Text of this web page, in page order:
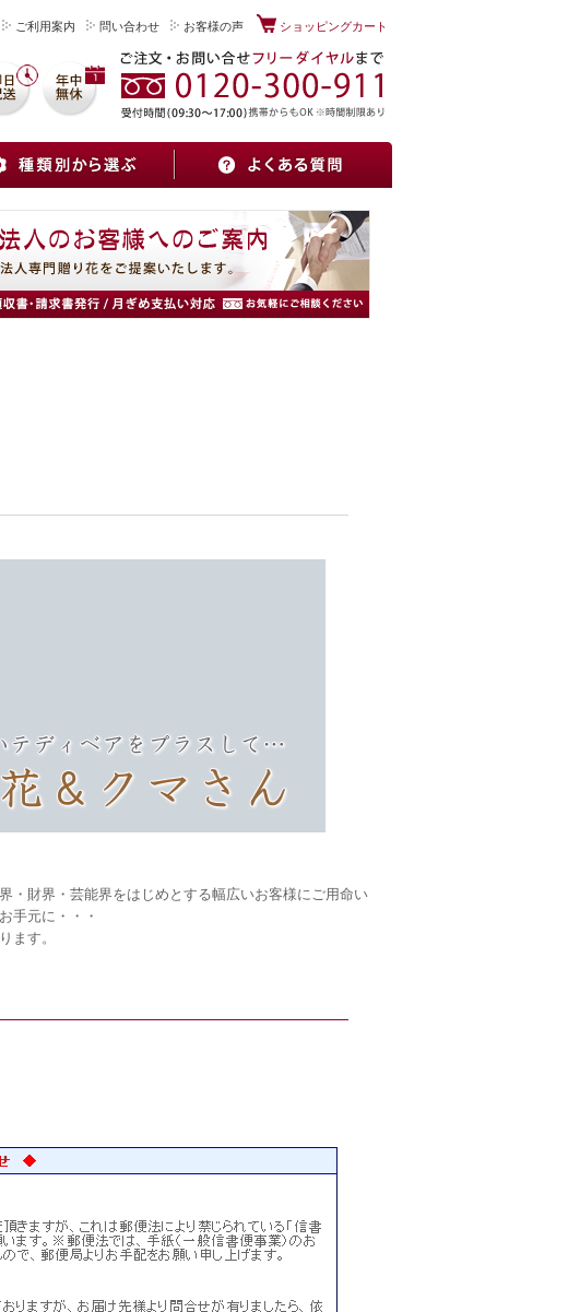
ご利用案内 問い合わせ お客様の声 ショッピングカート
・財界・芸能界をはじめとする幅広いお客様にご用命い
手元に・・・
ます。